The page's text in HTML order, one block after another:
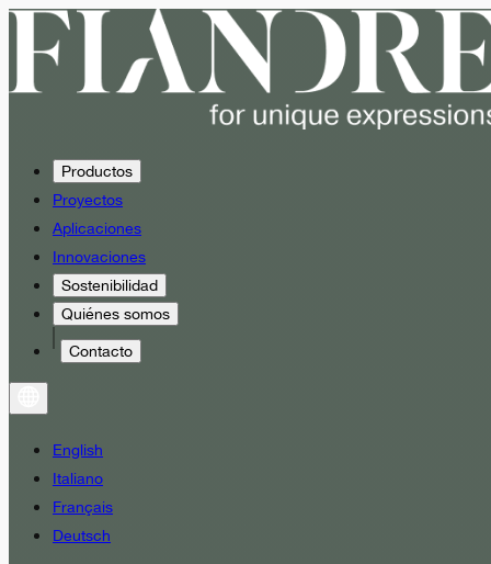
Productos
Proyectos
Aplicaciones
Innovaciones
Sostenibilidad
Quiénes somos
Contacto
English
Italiano
Français
Deutsch